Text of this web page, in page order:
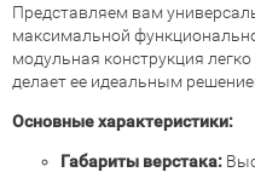
Представляем вам
максимальной
модульная конструкция
делает ее идеальным
Основные характеристики:
Габариты верстака: